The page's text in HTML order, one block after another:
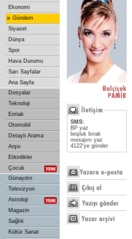
Ekonomi
» Gündem
Siyaset
Dünya
Spor
Hava Durumu
Sarı Sayfalar
Ana Sayfa
Dosyalar
Teknoloji
Emlak
Otomobil
Detaylı Arama
Arşiv
Etkinlikler
Çocuk
Günaydın
Televizyon
Astroloji
Magazin
Sağlık
Kültür Sanat
SMS:
BP yaz
boşluk bırak
mesajını yaz
4122'ye gönder